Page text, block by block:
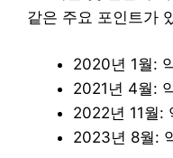
같은 주요 포인트가
2020년 1월:
2021년 4월:
2022년 11월:
2023년 8월: